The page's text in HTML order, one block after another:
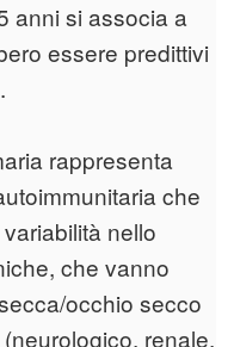
anni si associa a
essere predittivi
rappresenta
che
nello
che vanno
occhio secco
renale,